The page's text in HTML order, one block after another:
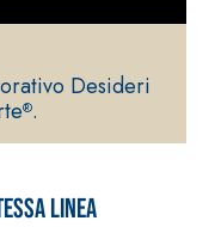
Desideri
®.
linea